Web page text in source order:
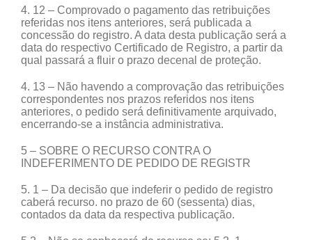
4. 12 – Comprovado o pagamento das retribuições
referidas nos itens anteriores, será publicada a
concessão do registro. A data desta publicação será a
data do respectivo Certificado de Registro, a partir da
qual passará a fluir o prazo decenal de proteção.
4. 13 – Não havendo a comprovação das retribuições
correspondentes nos prazos referidos nos itens
anteriores, o pedido será definitivamente arquivado,
encerrando-se a instância administrativa.
5 – SOBRE O RECURSO CONTRA O
INDEFERIMENTO DE PEDIDO DE REGISTR
5. 1 – Da decisão que indeferir o pedido de registro
caberá recurso. no prazo de 60 (sessenta) dias,
contados da data da respectiva publicação.